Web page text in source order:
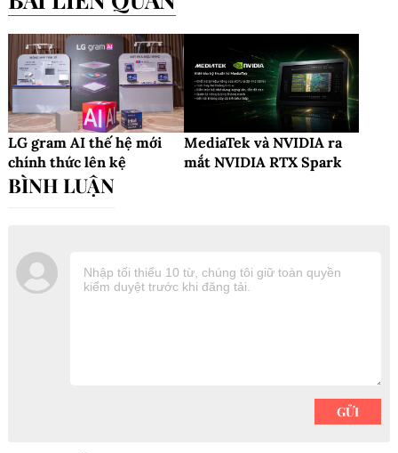
LG gram AI thế hệ mới
chính thức lên kệ
MediaTek và NVIDIA ra
mắt NVIDIA RTX Spark